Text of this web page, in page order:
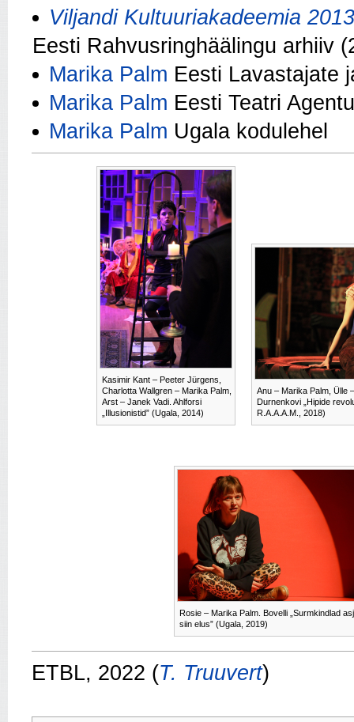
Viljandi Kultuuriakadeemia
Eesti Rahvusringhäälingu arhiiv
Marika Palm Eesti Lavastajate
Marika Palm Eesti Teatri
Marika Palm Ugala kodulehel
Kasimir Kant – Peeter Jürgens,
Charlotta Wallgren – Marika Palm,
Arst – Janek Vadi. Ahlforsi
„Illusionistid” (Ugala, 2014)
Anu – Marika Palm, Ülle
Durnenkovi „Hipide
R.A.A.A.M., 2018)
Rosie – Marika Palm. Bovelli „Surmkindlad
siin elus” (Ugala, 2019)
ETBL, 2022 (T. Truuvert)